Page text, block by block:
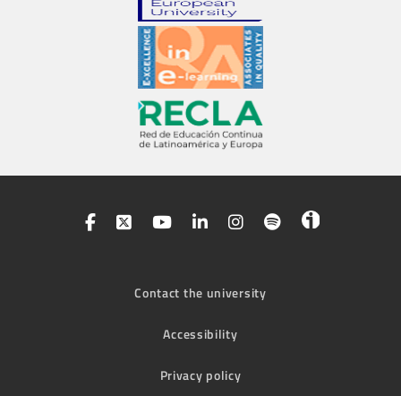
Contact the university
Accessibility
Privacy policy